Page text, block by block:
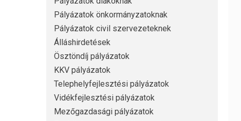
Pályázatok önkormányzatoknak
Pályázatok civil szervezeteknek
Álláshirdetések
Ösztöndíj pályázatok
KKV pályázatok
Telephelyfejlesztési pályázatok
Vidékfejlesztési pályázatok
Mezőgazdasági pályázatok